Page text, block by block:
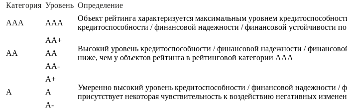
Категория Уровень Определение
AAA AAA
Объект рейтинга характеризуется максимальным уровнем
кредитоспособности / финансовой надежности / финансовой устойчивости
AA
AA+
Высокий уровень кредитоспособности / финансовой надежности /
ниже, чем у объектов рейтинга в рейтинговой категории AAA
AA
AA-
A
A+
Умеренно высокий уровень кредитоспособности / финансовой надежности /
присутствует некоторая чувствительность к воздействию негативных
A
A-